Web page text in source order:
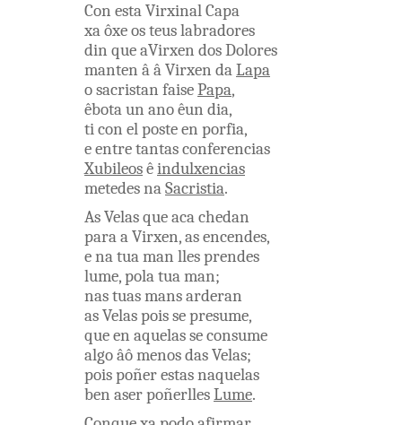
Con estaVirxinalCapa
xaôxeosteuslabradores
din queaVirxen dosDolores
manten â âVirxen daLapa
osacristan faisePapa,
êbotaun anoêun dia,
ticon elposteen porfia,
eentretantasconferencias
Xubileosêindulxencias
metedesnaSacristia.
AsVelasqueacachedan
paraaVirxen,asencendes,
enatuaman llesprendes
lume,polatuaman;
nastuasmansarderan
asVelaspoissepresume,
queen aquelasseconsume
algoâômenosdasVelas;
poispoñerestasnaquelas
ben aserpoñerllesLume.